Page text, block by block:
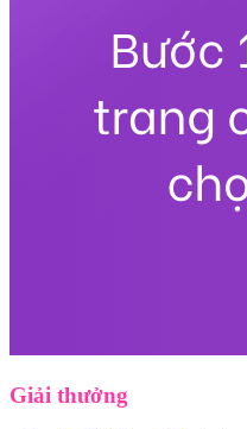
Giải thưởng